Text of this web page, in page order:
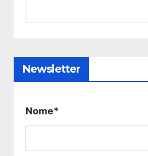
Newsletter
Nome*